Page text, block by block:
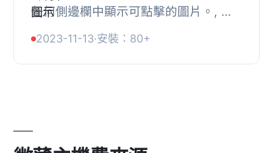
任何側邊欄中顯示可點擊的圖片。, 您
啟用彈出式燈箱效果。, 小工具使用
WordPress 內...
2023-11-13·安裝：80+